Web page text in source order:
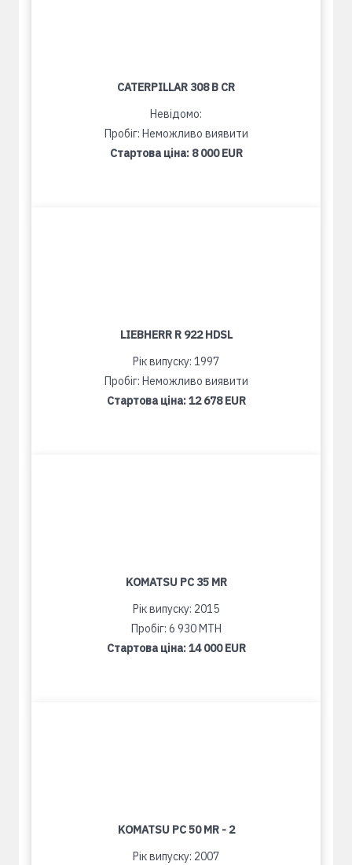
CATERPILLAR 308 B CR
Невідомо:
Пробіг: Неможливо виявити
Стартова ціна: 8 000 EUR
LIEBHERR R 922 HDSL
Рік випуску: 1997
Пробіг: Неможливо виявити
Стартова ціна:12 678 EUR
KOMATSU PC 35 MR
Рік випуску: 2015
Пробіг: 6 930 MTH
Стартова ціна:14 000 EUR
KOMATSU PC 50 MR - 2
Рік випуску: 2007